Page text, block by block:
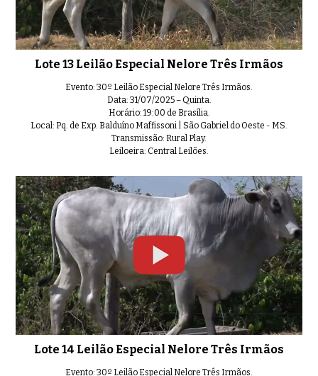
Lote 13 Leilão Especial Nelore Três Irmãos
Evento: 30º Leilão Especial Nelore Três Irmãos.
Data: 31/07/2025 – Quinta.
Horário: 19:00 de Brasília.
Local: Pq. de Exp. Balduíno Maffissoni | São Gabriel do Oeste - MS.
Transmissão: Rural Play.
Leiloeira: Central Leilões.
Lote 14 Leilão Especial Nelore Três Irmãos
Evento: 30º Leilão Especial Nelore Três Irmãos.